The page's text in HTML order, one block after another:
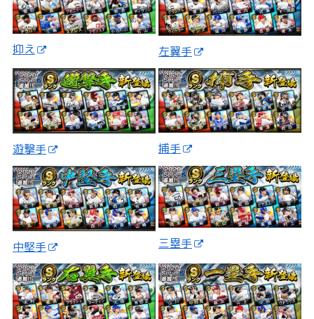
抑え 左翼手
遊撃手 捕手
中堅手 三塁手